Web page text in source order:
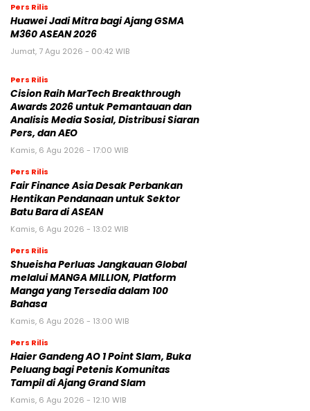
Pers Rilis
Huawei Jadi Mitra bagi Ajang GSMA
M360 ASEAN 2026
Jumat, 7 Agu 2026 - 00:42 WIB
Pers Rilis
Cision Raih MarTech Breakthrough
Awards 2026 untuk Pemantauan dan
Analisis Media Sosial, Distribusi Siaran
Pers, dan AEO
Kamis, 6 Agu 2026 - 17:00 WIB
Pers Rilis
Fair Finance Asia Desak Perbankan
Hentikan Pendanaan untuk Sektor
Batu Bara di ASEAN
Kamis, 6 Agu 2026 - 13:02 WIB
Pers Rilis
Shueisha Perluas Jangkauan Global
melalui MANGA MILLION, Platform
Manga yang Tersedia dalam 100
Bahasa
Kamis, 6 Agu 2026 - 13:00 WIB
Pers Rilis
Haier Gandeng AO 1 Point Slam, Buka
Peluang bagi Petenis Komunitas
Tampil di Ajang Grand Slam
Kamis, 6 Agu 2026 - 12:10 WIB